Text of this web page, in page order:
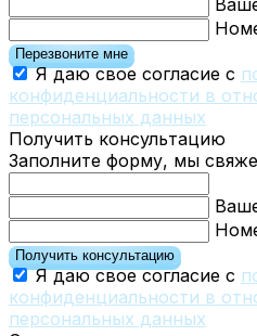
Перезвоните мне
Я даю свое согласие с
конфиденциальности в
персональных данных
Получить консультацию
Заполните форму, мы
Получить консультацию
Я даю свое согласие с
конфиденциальности в
персональных данных